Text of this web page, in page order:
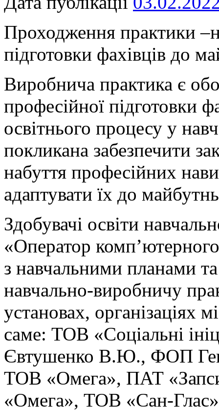
Проходження практики
підготовки фахівців до
Виробнича практика є
професійної підготовки
освітнього процесу у
покликана забезпечити
набуття професійних
адаптувати їх до
Здобувачі освіти
«Оператор
з навчальними планами
навчально-виробничу
установах, організаціях
саме: ТОВ «Соціальні
Євтушенко В.Ю., ФОП
ТОВ «Омега», ПАТ
«Омега», ТОВ «Сан-